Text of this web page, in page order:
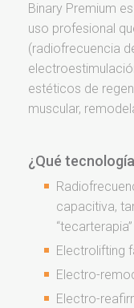
Binary Premium
uso profesional
(radiofrecuencia
estéticos de
muscular,
¿Qué
capacitiva,
“tecarterapia”
Electrolifting
Electro-
Electro-